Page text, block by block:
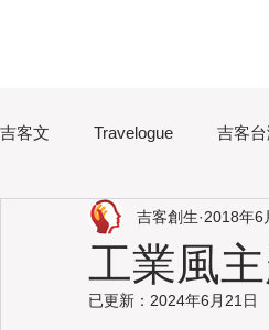
吉客文 Travelogue 吉客
Chi Hsu Water Lin
Heritage Hong Kong
工業風
吉客創生 2018年6
已更新： 2024年6月21日